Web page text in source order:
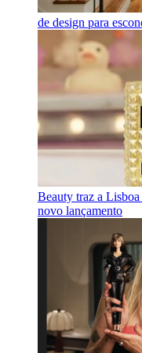
de design para
Beauty traz a
novo lançamento